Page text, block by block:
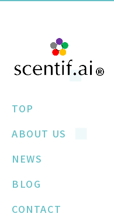
TOP
ABOUT US
NEWS
BLOG
CONTACT